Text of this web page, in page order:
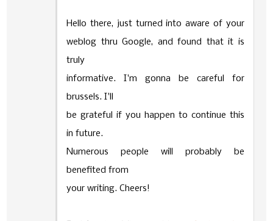
Hello there, just turned into aware of your
weblog thru Google, and found that it is
truly
informative. I'm gonna be careful for
brussels. I'll
be grateful if you happen to continue this
in future.
Numerous people will probably be
benefited from
your writing. Cheers!